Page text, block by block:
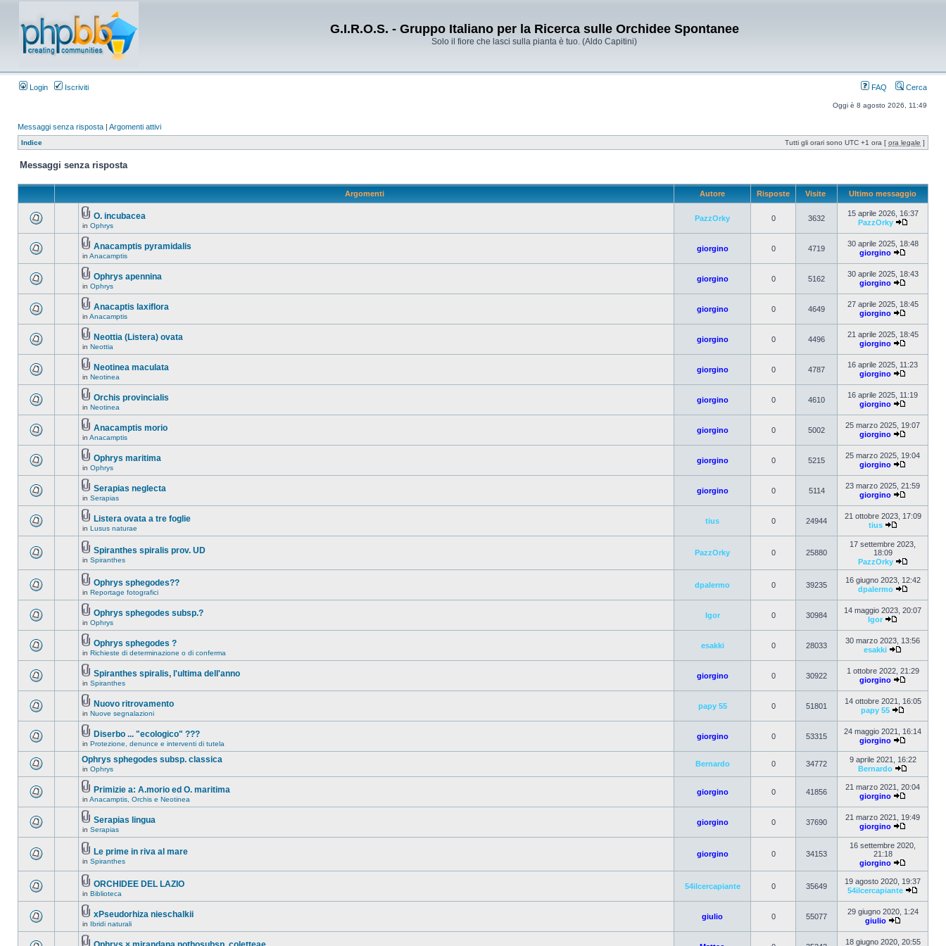
G.I.R.O.S. - Gruppo Italiano per la Ricerca sulle Orchidee Spontanee
Solo il fiore che lasci sulla pianta è tuo. (Aldo Capitini)
Login Iscriviti FAQ Cerca
Oggi è 8 agosto 2026, 11:49
Messaggi senza risposta | Argomenti attivi
Indice Tutti gli orari sono UTC +1 ora [ ora legale ]
Messaggi senza risposta
Argomenti Autore Risposte Visite Ultimo messaggio
O. incubacea
in Ophrys
PazzOrky 0 3632
15 aprile 2026, 16:37
PazzOrky
Anacamptis pyramidalis
in Anacamptis
giorgino 0 4719
30 aprile 2025, 18:48
giorgino
Ophrys apennina
in Ophrys
giorgino 0 5162
30 aprile 2025, 18:43
giorgino
Anacaptis laxiflora
in Anacamptis
giorgino 0 4649
27 aprile 2025, 18:45
giorgino
Neottia (Listera) ovata
in Neottia
giorgino 0 4496
21 aprile 2025, 18:45
giorgino
Neotinea maculata
in Neotinea
giorgino 0 4787
16 aprile 2025, 11:23
giorgino
Orchis provincialis
in Neotinea
giorgino 0 4610
16 aprile 2025, 11:19
giorgino
Anacamptis morio
in Anacamptis
giorgino 0 5002
25 marzo 2025, 19:07
giorgino
Ophrys maritima
in Ophrys
giorgino 0 5215
25 marzo 2025, 19:04
giorgino
Serapias neglecta
in Serapias
giorgino 0 5114
23 marzo 2025, 21:59
giorgino
Listera ovata a tre foglie
in Lusus naturae
tius 0 24944
21 ottobre 2023, 17:09
tius
Spiranthes spiralis prov. UD
in Spiranthes
PazzOrky 0 25880
17 settembre 2023,
18:09
PazzOrky
Ophrys sphegodes??
in Reportage fotografici
dpalermo 0 39235
16 giugno 2023, 12:42
dpalermo
Ophrys sphegodes subsp.?
in Ophrys
Igor 0 30984
14 maggio 2023, 20:07
Igor
Ophrys sphegodes ?
in Richieste di determinazione o di conferma
esakki 0 28033
30 marzo 2023, 13:56
esakki
Spiranthes spiralis, l'ultima dell'anno
in Spiranthes
giorgino 0 30922
1 ottobre 2022, 21:29
giorgino
Nuovo ritrovamento
in Nuove segnalazioni
papy 55 0 51801
14 ottobre 2021, 16:05
papy 55
Diserbo ... "ecologico" ???
in Protezione, denunce e interventi di tutela
giorgino 0 53315
24 maggio 2021, 16:14
giorgino
Ophrys sphegodes subsp. classica
in Ophrys
Bernardo 0 34772
9 aprile 2021, 16:22
Bernardo
Primizie a: A.morio ed O. maritima
in Anacamptis, Orchis e Neotinea
giorgino 0 41856
21 marzo 2021, 20:04
giorgino
Serapias lingua
in Serapias
giorgino 0 37690
21 marzo 2021, 19:49
giorgino
Le prime in riva al mare
in Spiranthes
giorgino 0 34153
16 settembre 2020,
21:18
giorgino
ORCHIDEE DEL LAZIO
in Biblioteca
54ilcercapiante 0 35649
19 agosto 2020, 19:37
54ilcercapiante
xPseudorhiza nieschalkii
in Ibridi naturali
giulio 0 55077
29 giugno 2020, 1:24
giulio
18 giugno 2020, 20:55